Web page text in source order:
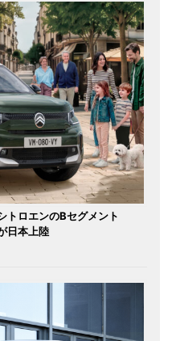
トロエンのBセグメント
日本上陸